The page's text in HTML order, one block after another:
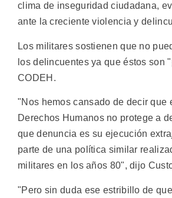
clima de inseguridad ciudadana,
ante la creciente violencia y
Los militares sostienen que no
los delincuentes ya que éstos son
CODEH.
"Nos hemos cansado de decir que
Derechos Humanos no protege a
que denuncia es su ejecución
parte de una política similar
militares en los años 80", dijo
"Pero sin duda ese estribillo de